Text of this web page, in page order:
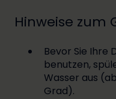
Hinweise zum
Bevor Sie Ihre
benutzen,
Wasser aus
Grad).